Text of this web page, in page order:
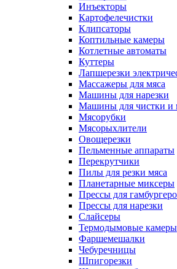
Инъекторы
Картофелечистки
Клипсаторы
Коптильные камеры
Котлетные автоматы
Куттеры
Лапшерезки
Массажеры для мяса
Машины для нарезки
Машины для чистки и
Мясорубки
Мясорыхлители
Овощерезки
Пельменные аппараты
Перекрутчики
Пилы для резки мяса
Планетарные миксеры
Прессы для
Прессы для нарезки
Слайсеры
Термодымовые камеры
Фаршемешалки
Чебуречницы
Шпигорезки